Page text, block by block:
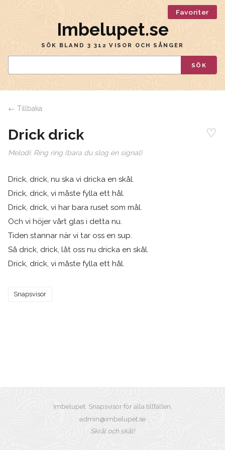
Favoriter
Imbelupet.se
SÖK BLAND 3 312 VISOR OCH SÅNGER
SÖK
← Tillbaka
Drick drick ♡
Melodi: Ring ring (bara du slog en signal)
Drick, drick, nu ska vi dricka en skål.
Drick, drick, vi måste fylla ett hål.
Drick, drick, vi har bara ruset som mål.
Och vi höjer vårt glas i detta nu.
Tiden stannar när vi tar oss en sup.
Så drick, drick, låt oss nu dricka en skål.
Drick, drick, vi måste fylla ett hål.
Snapsvisor
Imbelupet. Snapsvisor för alla tillfällen.
admin@imbelupet.se
Skrål och skål!